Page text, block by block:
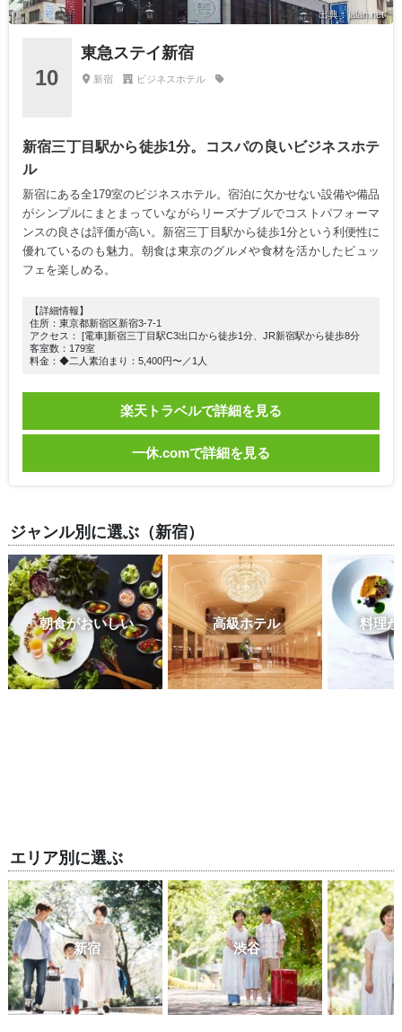
出典：jalan.net
10
東急ステイ新宿
新宿 ビジネスホテル
新宿三丁目駅から徒歩1分。コスパの良いビジネスホテ
ル
新宿にある全179室のビジネスホテル。宿泊に欠かせない設備や備品
がシンプルにまとまっていながらリーズナブルでコストパフォーマ
ンスの良さは評価が高い。新宿三丁目駅から徒歩1分という利便性に
優れているのも魅力。朝食は東京のグルメや食材を活かしたビュッ
フェを楽しめる。
【詳細情報】
住所：東京都新宿区新宿3-7-1
アクセス： [電車]新宿三丁目駅C3出口から徒歩1分、JR新宿駅から徒歩8分
客室数：179室
料金：◆二人素泊まり：5,400円〜／1人
楽天トラベルで詳細を見る
一休.comで詳細を見る
ジャンル別に選ぶ（新宿）
朝食がおいしい 高級ホテル 料理
エリア別に選ぶ
新宿 渋谷